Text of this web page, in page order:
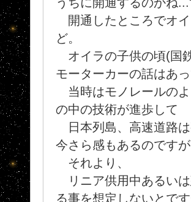
開通したところでオ
ど。
オイラの子供の頃(国
モーターカーの話はあ
当時はモノレールの
の中の技術が進歩して
日本列島、高速道路
今さら感もあるのです
それより、
リニア供用中あるい
る事を想定しないとで